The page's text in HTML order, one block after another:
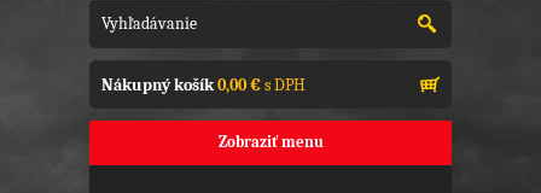
Nákupný košík0,00 €s DPH
Zobraziť menu